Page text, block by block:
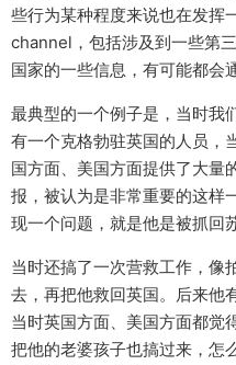
些行为某种程度来说也在发挥
channel，包括涉及到一些第
国家的一些信息，有可能都会
最典型的一个例子是，当时我
有一个克格勃驻英国的人员，
国方面、美国方面提供了大量
报，被认为是非常重要的这样
现一个问题，就是他是被抓回
当时还搞了一次营救工作，像
去，再把他救回英国。后来他
当时英国方面、美国方面都觉
把他的老婆孩子也搞过来，怎